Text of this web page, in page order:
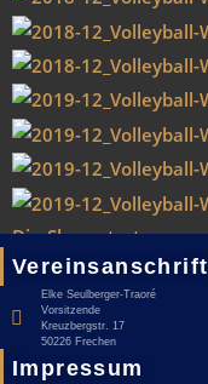
Dia-Show starten
Vereinsanschrift
Elke Seulberger-Traoré
Vorsitzende
Kreuzbergstr. 17
50226 Frechen
Impressum